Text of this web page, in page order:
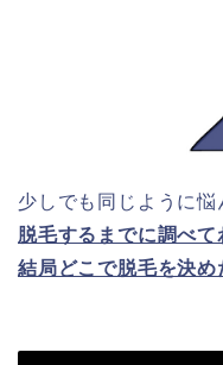
少しでも同じように
脱毛するまでに調べて
結局どこで脱毛を決め